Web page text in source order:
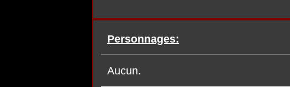
Personnages:
Aucun.